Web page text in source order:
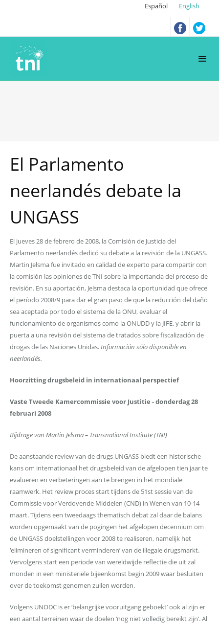
Español English
El Parlamento
neerlandés debate la
UNGASS
El jueves 28 de febrero de 2008, la Comisión de Justicia del
Parlamento neerlandés dedicó su debate a la revisión de la UNGASS.
Martin Jelsma fue invitado en calidad de experto para compartir con
la comisión las opiniones de TNI sobre la importancia del proceso de
revisión. En su aportación, Jelsma destaca la oportunidad que ofrece
el período 2008/9 para dar el gran paso de que la reducción del daño
sea aceptada por todo el sistema de la ONU, evaluar el
funcionamiento de organismos como la ONUDD y la JIFE, y abrir la
puerta a una revisión del sistema de tratados sobre fiscalización de
drogas de las Naciones Unidas.Información sólo disponible en
neerlandés.
Hoorzitting drugsbeleid in internationaal perspectief
Vaste Tweede Kamercommissie voor Justitie - donderdag 28
februari 2008
Bijdrage van Martin Jelsma – Transnational Institute (TNI)
De aanstaande review van de drugs UNGASS biedt een historische
kans om internationaal het drugsbeleid van de afgelopen tien jaar te
evalueren en verbeteringen aan te brengen in het mondiale
raamwerk. Het review proces start tijdens de 51st sessie van de
Commissie voor Verdovende Middelen (CND) in Wenen van 10-14
maart. Tijdens een tweedaags thematisch debat zal daar de balans
worden opgemaakt van de pogingen het afgelopen decennium om
de UNGASS doelstellingen voor 2008 te realiseren, namelijk het
‘elimineren of significant verminderen’ van de illegale drugsmarkt.
Vervolgens start een periode van wereldwijde reflectie die uit zal
monden in een ministeriële bijeenkomst begin 2009 waar besluiten
over de toekomst genomen zullen worden.
Volgens UNODC is er ‘belangrijke vooruitgang geboekt’ ook al zijn er
een aantal terreinen waar de doelen ‘nog niet volledig bereikt zijn’. Al